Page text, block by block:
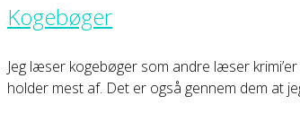
Kogebøger
Jeg læser kogebøger som andre læser
holder mest af. Det er også gennem dem at